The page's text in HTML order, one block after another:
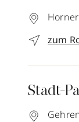
zum
Stadt-